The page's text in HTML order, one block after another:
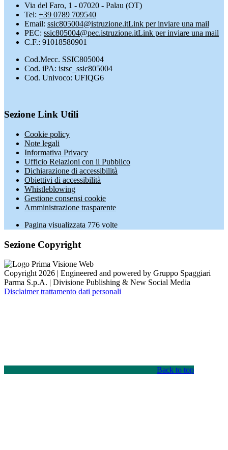
Via del Faro, 1 - 07020 - Palau (OT)
Tel: +39 0789 709540
Email: ssic805004@istruzione.itLink per inviare una mail
PEC: ssic805004@pec.istruzione.itLink per inviare una mail
C.F.: 91018580901
Cod.Mecc. SSIC805004
Cod. iPA: istsc_ssic805004
Cod. Univoco: UFIQG6
Sezione Link Utili
Cookie policy
Note legali
Informativa Privacy
Ufficio Relazioni con il Pubblico
Dichiarazione di accessibilità
Obiettivi di accessibilità
Whistleblowing
Gestione consensi cookie
Amministrazione trasparente
Pagina visualizzata 776 volte
Sezione Copyright
Copyright 2026 | Engineered and powered by Gruppo Spaggiari
Parma S.p.A. | Divisione Publishing & New Social Media
Disclaimer trattamento dati personali
Back to top